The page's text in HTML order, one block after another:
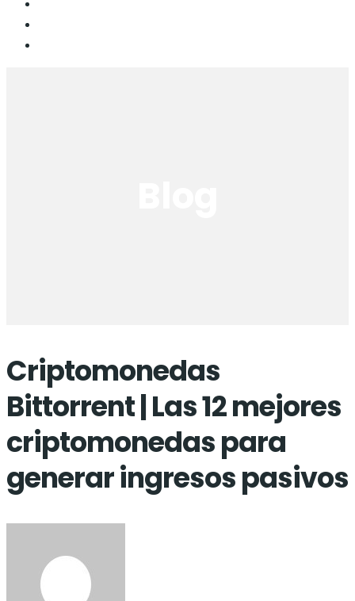
Criptomonedas
Bittorrent | Las 12 mejores
criptomonedas para
generar ingresos pasivos